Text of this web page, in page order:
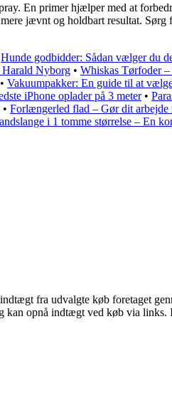
En primer hjælper med at
jævnt og holdbart resultat.
Hunde godbidder: Sådan vælger du
Nyborg • Whiskas Tørfoder
• Vakuumpakker: En guide til at
iPhone oplader på 3 meter•
• Forlængerled flad – Gør dit
i 1 tomme størrelse – En
fra udvalgte køb foretaget
opnå indtægt ved køb via